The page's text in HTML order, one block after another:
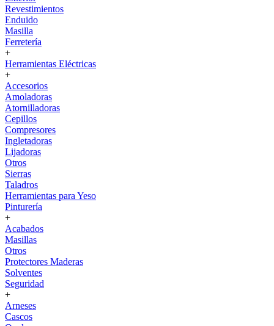
Revestimientos
Enduido
Masilla
Ferretería
+
Herramientas Eléctricas
+
Accesorios
Amoladoras
Atornilladoras
Cepillos
Compresores
Ingletadoras
Lijadoras
Otros
Sierras
Taladros
Herramientas para Yeso
Pinturería
+
Acabados
Masillas
Otros
Protectores Maderas
Solventes
Seguridad
+
Arneses
Cascos